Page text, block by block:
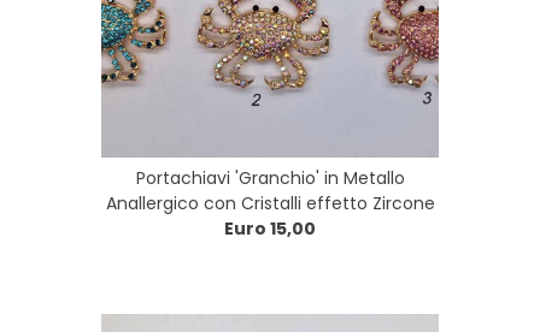
Portachiavi 'Granchio' in Metallo
Anallergico con Cristalli effetto Zircone
Euro 15,00